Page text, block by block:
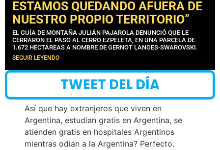
ESTAMOS QUEDANDO AFUERA DE
NUESTRO PROPIO TERRITORIO”
EL GUÍA DE MONTAÑA JULIÁN PAJAROLA DENUNCIÓ QUE LE
CERRARON EL PASO AL CERRO EZPELETA, EN UNA PARCELA DE
1.672 HECTÁREAS A NOMBRE DE GERNOT LANGES-SWAROVSKI.
SEGUIR LEYENDO
TWEET DEL DÍA
Así que hay extranjeros que viven en
Argentina, estudian gratis en Argentina, se
atienden gratis en hospitales Argentinos
mientras odian a la Argentina? Perfecto.